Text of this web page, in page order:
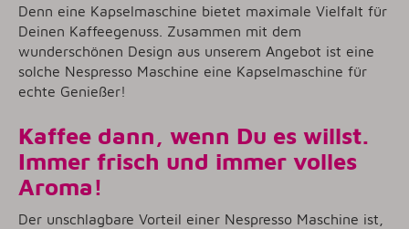
Denn eine Kapselmaschine bietet maximale Vielfalt für
Deinen Kaffeegenuss. Zusammen mit dem
wunderschönen Design aus unserem Angebot ist eine
solche Nespresso Maschine eine Kapselmaschine für
echte Genießer!
Kaffee dann, wenn Du es willst.
Immer frisch und immer volles
Aroma!
Der unschlagbare Vorteil einer Nespresso Maschine ist,